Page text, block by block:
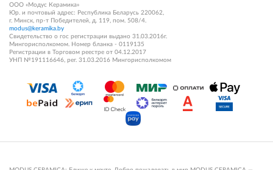
ООО «Модус Керамика»
Юр. и почтовый адрес: Республика Беларусь 220062,
г. Минск, пр-т Победителей, д. 119, пом. 508/4.
modus@keramika.by
Свидетельство о гос регистрации выдано 31.03.2016г.
Мингорисполкомом. Номер бланка - 0119135
Регистрации в Торговом реестре от 04.12.2017
УНП №191116646, рег. 31.03.2016 Мингорисполкомом